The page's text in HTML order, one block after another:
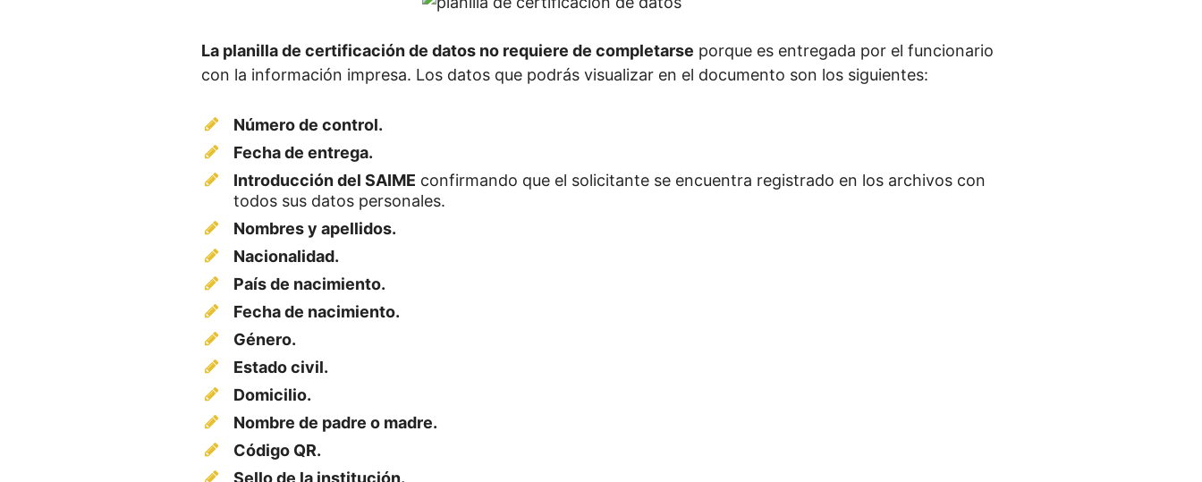
La planilla de certificación de datos no requiere de completarse porque es entregada por el funcionario
con la información impresa. Los datos que podrás visualizar en el documento son los siguientes:
Número de control.
Fecha de entrega.
Introducción del SAIME confirmando que el solicitante se encuentra registrado en los archivos con
todos sus datos personales.
Nombres y apellidos.
Nacionalidad.
País de nacimiento.
Fecha de nacimiento.
Género.
Estado civil.
Domicilio.
Nombre de padre o madre.
Código QR.